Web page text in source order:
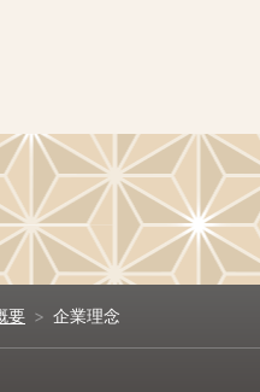
要 企業理念